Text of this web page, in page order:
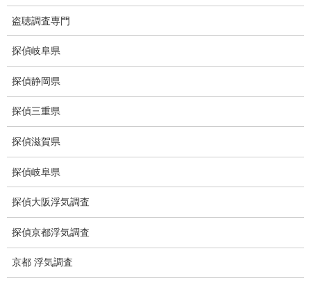
過去、大手探偵社に勤務したことがありますが高額料金＝高いス
キルではありません。
よって雲泥の差があります。
探偵社の優劣で成功率は変わります。
特に難易度の高い調査は明確になります。
従って、経験と実績の十分な探偵社を選ぶことが大切です。
高品質の調査機器とは？
調査員の尾行スキルが優れていても調査機器の性能が劣っ
ていることや機器不足から証拠が撮れない、或いは調査が出来な
くなることが生じます。
盗聴調査専門
探偵岐阜県
探偵静岡県
探偵三重県
探偵滋賀県
探偵岐阜県
探偵大阪浮気調査
探偵京都浮気調査
京都 浮気調査